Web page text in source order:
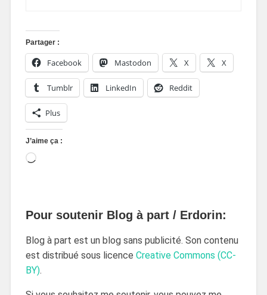
Partager :
Facebook Mastodon X X
Tumblr LinkedIn Reddit
Plus
J’aime ça :
Pour soutenir Blog à part / Erdorin:
Blog à part est un blog sans publicité. Son contenu
est distribué sous licence Creative Commons (CC-
BY).